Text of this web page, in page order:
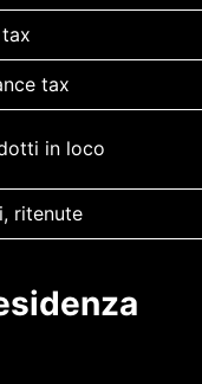
tax
in loco
ritenute